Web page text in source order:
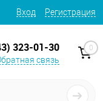
Вход Регистрация
323-01-30
связь
0